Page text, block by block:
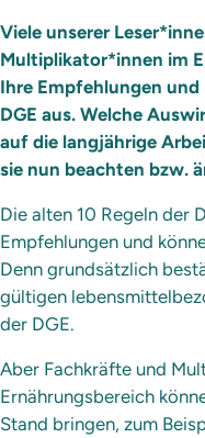
Viele unserer
Multiplikator*innen im
Ihre Empfehlungen
DGE aus. Welche
auf die langjährige
sie nun beachten bzw.
Die alten 10 Regeln der
Empfehlungen und
Denn grundsätzlich
gültigen
der DGE.
Aber Fachkräfte und
Ernährungsbereich
Stand bringen, zum